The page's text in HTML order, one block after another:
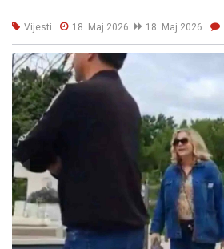
Vijesti 18. Maj 2026 18. Maj 2026